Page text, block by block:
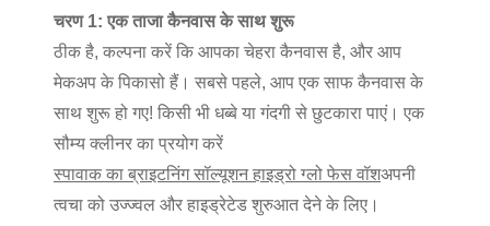
चरण 1: एक ताजा कैनवास के साथ शुरू
ठीक है, कल्पना करें कि आपका चेहरा कैनवास है, और आप
मेकअप के पिकासो हैं। सबसे पहले, आप एक साफ कैनवास के
साथ शुरू हो गए! किसी भी धब्बे या गंदगी से छुटकारा पाएं। एक
सौम्य क्लीनर का प्रयोग करें
स्पावाक का ब्राइटनिंग सॉल्यूशन हाइड्रो ग्लो फेस वॉशअपनी
त्वचा को उज्ज्वल और हाइड्रेटेड शुरुआत देने के लिए।